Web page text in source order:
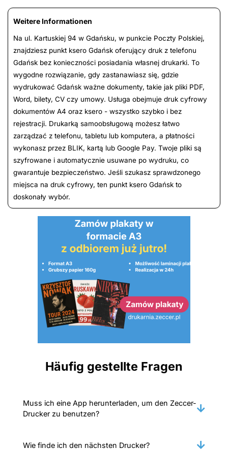
Weitere Informationen
Na ul. Kartuskiej 94 w Gdańsku, w punkcie Poczty Polskiej,
znajdziesz punkt ksero Gdańsk oferujący druk z telefonu
Gdańsk bez konieczności posiadania własnej drukarki. To
wygodne rozwiązanie, gdy zastanawiasz się, gdzie
wydrukować Gdańsk ważne dokumenty, takie jak pliki PDF,
Word, bilety, CV czy umowy. Usługa obejmuje druk cyfrowy
dokumentów A4 oraz ksero - wszystko szybko i bez
rejestracji. Drukarką samoobsługową możesz łatwo
zarządzać z telefonu, tabletu lub komputera, a płatności
wykonasz przez BLIK, kartą lub Google Pay. Twoje pliki są
szyfrowane i automatycznie usuwane po wydruku, co
gwarantuje bezpieczeństwo. Jeśli szukasz sprawdzonego
miejsca na druk cyfrowy, ten punkt ksero Gdańsk to
doskonały wybór.
Häufig gestellte Fragen
Muss ich eine App herunterladen, um den Zeccer-
Drucker zu benutzen?
Wie finde ich den nächsten Drucker?